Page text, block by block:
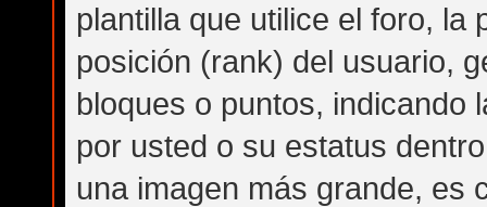
plantilla que utilice el foro, la
posición (rank) del usuario,
bloques o puntos, indicando
por usted o su estatus
una imagen más grande, es